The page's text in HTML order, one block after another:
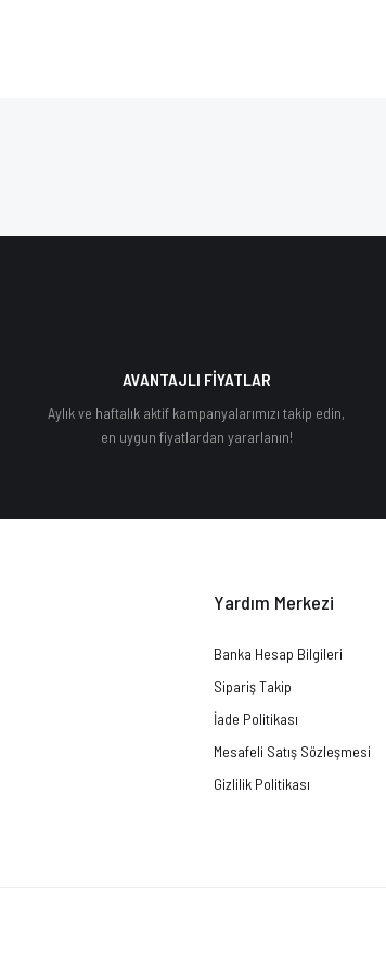
AVANTAJLI FİYATLAR
Aylık ve haftalık aktif kampanyalarımızı takip edin,
en uygun fiyatlardan yararlanın!
Yardım Merkezi
Banka Hesap Bilgileri
Sipariş Takip
İade Politikası
Mesafeli Satış Sözleşmesi
Gizlilik Politikası